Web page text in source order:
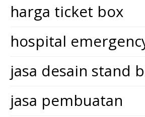
harga ticket box
hospital
jasa desain stand
jasa pembuatan